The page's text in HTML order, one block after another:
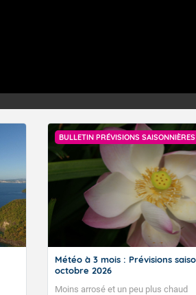
BULLETIN PRÉVISIONS SAISONNIÈRES
Météo à 3 mois : Prévisions
octobre 2026
Moins arrosé et un peu plus chaud